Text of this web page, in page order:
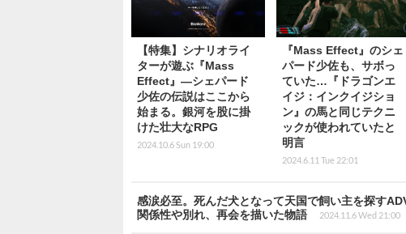
【特集】シナリオライ
ターが遊ぶ『Mass
Effect』―シェパード
少佐の伝説はここから
始まる。銀河を股に掛
けた壮大なRPG
2024.10.6 Sun 19:00
『Mass Effect』のシェ
パード少佐も、サボっ
ていた…『ドラゴンエ
イジ：インクイジショ
ン』の馬と同じテクニ
ックが使われていたと
明言
2024.6.11 Tue 22:01
感涙必至。死んだ犬となって天国で飼い主を探す
関係性や別れ、再会を描いた物語
2024.11.6 Wed 21:00